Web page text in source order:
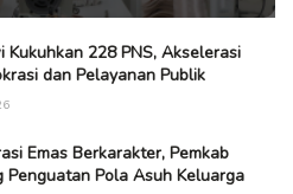
Kukuhkan 228 PNS, Akselerasi
dan Pelayanan Publik
Emas Berkarakter, Pemkab
Penguatan Pola Asuh Keluarga